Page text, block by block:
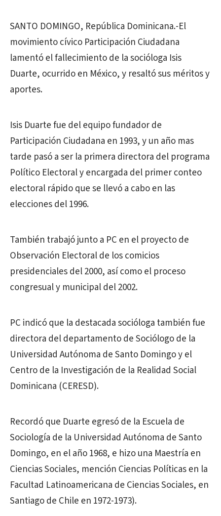
SANTO DOMINGO, República Dominicana.-El
movimiento cívico Participación Ciudadana
lamentó el fallecimiento de la socióloga Isis
Duarte, ocurrido en México, y resaltó sus méritos y
aportes.
Isis Duarte fue del equipo fundador de
Participación Ciudadana en 1993, y un año mas
tarde pasó a ser la primera directora del programa
Político Electoral y encargada del primer conteo
electoral rápido que se llevó a cabo en las
elecciones del 1996.
También trabajó junto a PC en el proyecto de
Observación Electoral de los comicios
presidenciales del 2000, así como el proceso
congresual y municipal del 2002.
PC indicó que la destacada socióloga también fue
directora del departamento de Sociólogo de la
Universidad Autónoma de Santo Domingo y el
Centro de la Investigación de la Realidad Social
Dominicana (CERESD).
Recordó que Duarte egresó de la Escuela de
Sociología de la Universidad Autónoma de Santo
Domingo, en el año 1968, e hizo una Maestría en
Ciencias Sociales, mención Ciencias Políticas en la
Facultad Latinoamericana de Ciencias Sociales, en
Santiago de Chile en 1972-1973).